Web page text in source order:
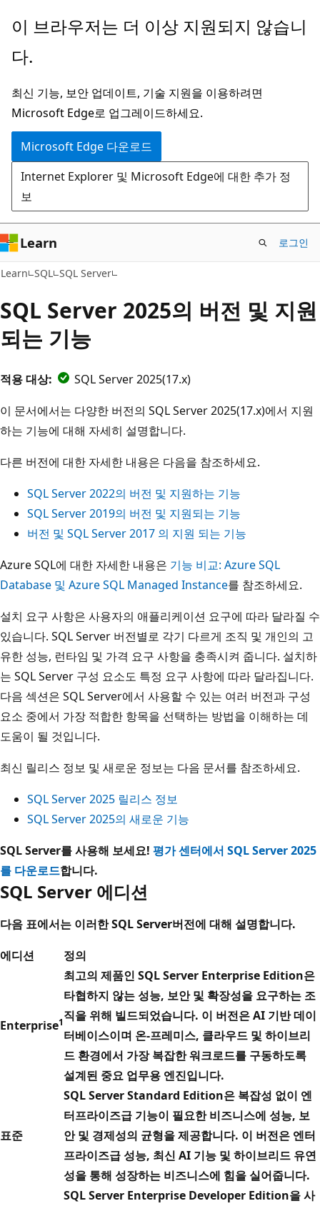
주
콘
츠
로
건
너
뛰
기
이 브라우저는 더 이상 지원되지 않습니
다.
최신 기능, 보안 업데이트, 기술 지원을 이용하려면
Microsoft Edge로 업그레이드하세요.
Microsoft Edge 다운로드
Internet Explorer 및 Microsoft Edge에 대한 추가 정
보
Learn 로그인
Learn SQL SQL Server
SQL Server 2025의 버전 및 지원
되는 기능
적용 대상:
SQL Server 2025(17.x)
이 문서에서는 다양한 버전의 SQL Server 2025(17.x)에서 지원
하는 기능에 대해 자세히 설명합니다.
다른 버전에 대한 자세한 내용은 다음을 참조하세요.
SQL Server 2022의 버전 및 지원하는 기능
SQL Server 2019의 버전 및 지원되는 기능
버전 및 SQL Server 2017 의 지원 되는 기능
Azure SQL에 대한 자세한 내용은 기능 비교: Azure SQL
Database 및 Azure SQL Managed Instance를 참조하세요.
설치 요구 사항은 사용자의 애플리케이션 요구에 따라 달라질 수
있습니다. SQL Server 버전별로 각기 다르게 조직 및 개인의 고
유한 성능, 런타임 및 가격 요구 사항을 충족시켜 줍니다. 설치하
는 SQL Server 구성 요소도 특정 요구 사항에 따라 달라집니다.
다음 섹션은 SQL Server에서 사용할 수 있는 여러 버전과 구성
요소 중에서 가장 적합한 항목을 선택하는 방법을 이해하는 데
도움이 될 것입니다.
최신 릴리스 정보 및 새로운 정보는 다음 문서를 참조하세요.
SQL Server 2025 릴리스 정보
SQL Server 2025의 새로운 기능
SQL Server를 사용해 보세요! 평가 센터에서 SQL Server 2025
를 다운로드합니다.
SQL Server 에디션
다음 표에서는 이러한 SQL Server버전에 대해 설명합니다.
에디션
정의
Enterprise1
최고의 제품인 SQL Server Enterprise Edition은
타협하지 않는 성능, 보안 및 확장성을 요구하는 조
직을 위해 빌드되었습니다. 이 버전은 AI 기반 데이
터베이스이며 온-프레미스, 클라우드 및 하이브리
드 환경에서 가장 복잡한 워크로드를 구동하도록
설계된 중요 업무용 엔진입니다.
표준
SQL Server Standard Edition은 복잡성 없이 엔
터프라이즈급 기능이 필요한 비즈니스에 성능, 보
안 및 경제성의 균형을 제공합니다. 이 버전은 엔터
프라이즈급 성능, 최신 AI 기능 및 하이브리드 유연
성을 통해 성장하는 비즈니스에 힘을 실어줍니다.
SQL Server Enterprise Developer Edition을 사